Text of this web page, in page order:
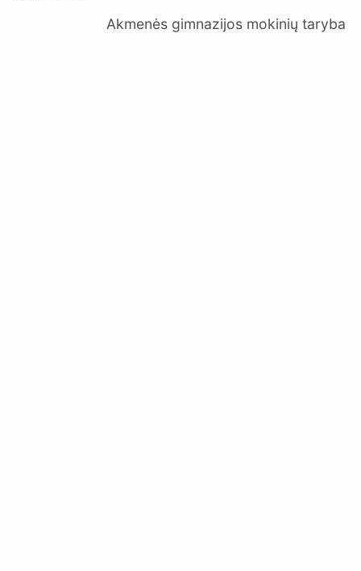
Akmenės gimnazijos mokinių taryba